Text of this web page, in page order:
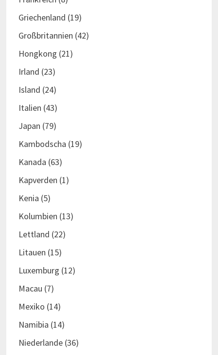
Griechenland (19)
Großbritannien (42)
Hongkong (21)
Irland (23)
Island (24)
Italien (43)
Japan (79)
Kambodscha (19)
Kanada (63)
Kapverden (1)
Kenia (5)
Kolumbien (13)
Lettland (22)
Litauen (15)
Luxemburg (12)
Macau (7)
Mexiko (14)
Namibia (14)
Niederlande(36)